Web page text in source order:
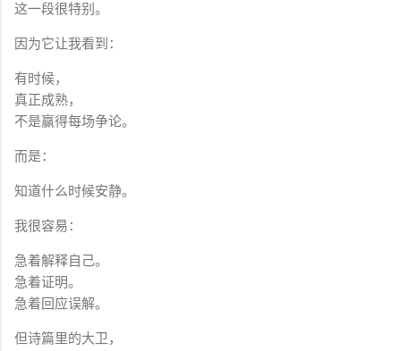
这一段很特别。
因为它让我看到：
有时候，
真正成熟，
不是赢得每场争论。
而是：
知道什么时候安静。
我很容易：
急着解释自己。
急着证明。
急着回应误解。
但诗篇里的大卫，